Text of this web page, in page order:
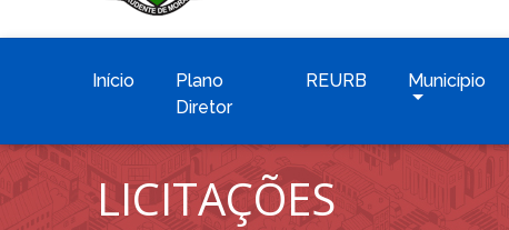
Início
Plano
Diretor
REURB Município
LICITAÇÕES